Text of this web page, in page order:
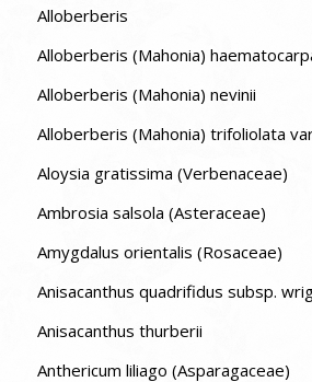
Alloberberis
Alloberberis (Mahonia)
Alloberberis (Mahonia) nevinii
Alloberberis (Mahonia) trifoliolata
Aloysia gratissima (Verbenaceae)
Ambrosia salsola (Asteraceae)
Amygdalus orientalis (Rosaceae)
Anisacanthus quadrifidus subsp.
Anisacanthus thurberii
Anthericum liliago (Asparagaceae)